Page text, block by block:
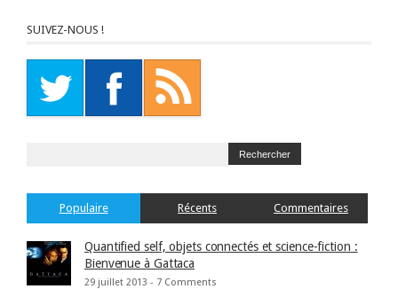
SUIVEZ-NOUS !
Populaire Récents Commentaires
Quantified self, objets connectés et science-fiction :
Bienvenue à Gattaca
29 juillet 2013 - 7 Comments